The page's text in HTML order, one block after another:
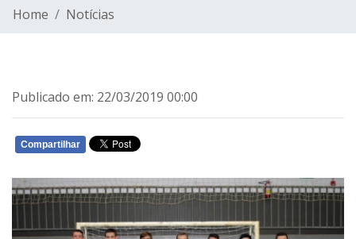
Home Notícias
Publicado em: 22/03/2019 00:00
Compartilhar